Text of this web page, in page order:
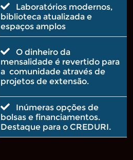
Laboratórios modernos,
biblioteca atualizada e
espaços amplos
O dinheiro da
mensalidade é revertido para
a comunidade através de
projetos de extensão.
Inúmeras opções de
bolsas e financiamentos.
Destaque para o CREDURI.